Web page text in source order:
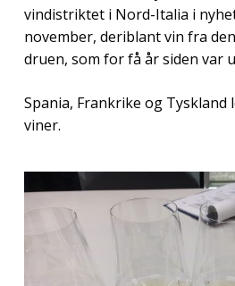
vindistriktet i Nord-Italia i
november, deriblant vin fra
druen, som for få år siden var
Spania, Frankrike og Tyskland
viner.